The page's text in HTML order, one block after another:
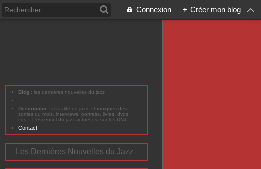
Connexion + Créer mon blog
Blog : les dernières nouvelles du jazz
Description : actualité du jazz, chroniques des
sorties du mois, interviews, portraits, livres, dvds,
cds... L'essentiel du jazz actuel est sur les DNJ.
Contact
Les Dernières Nouvelles du Jazz